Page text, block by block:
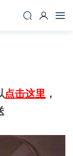
点击这里 ，